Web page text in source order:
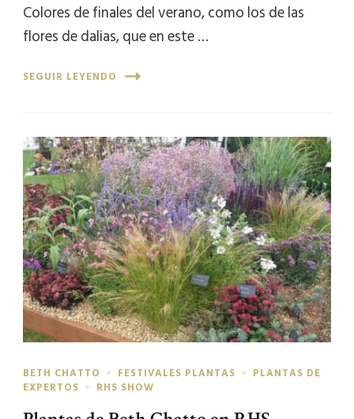
Colores de finales del verano, como los de las
flores de dalias, que en este …
SEGUIR LEYENDO
BETH CHATTO FESTIVALES PLANTAS
PLANTAS DE
EXPERTOS
RHS SHOW